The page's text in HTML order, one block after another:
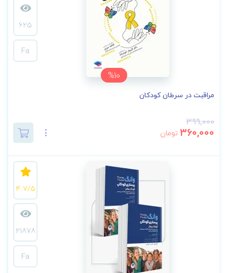
%10
625
Fa
مراقبت در سرطان کودکان
399,000
360,000 تومان
4.7/5
21878
Fa